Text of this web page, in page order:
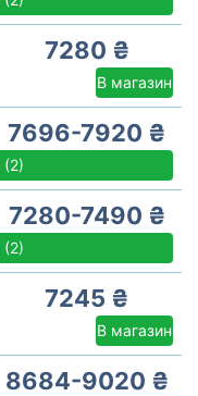
7280 ₴
В магазин
7696-7920 ₴
(2)
7280-7490 ₴
(2)
7245 ₴
В магазин
8684-9020 ₴